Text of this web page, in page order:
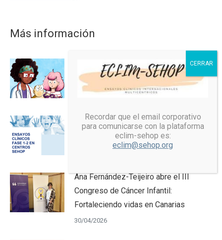
Más información
Difusión del folleto educativo “La
historia del Carcinoma Adrenocortical”
06/07/2026
Actualización boletín ensayos clínicos
precoces
Ana Fernández-Teijeiro abre el III
Congreso de Cáncer Infantil:
Fortaleciendo vidas en Canarias
30/04/2026
Recordar que el email corporativo
para comunicarse con la plataforma
eclim-sehop es:
eclim@sehop.org